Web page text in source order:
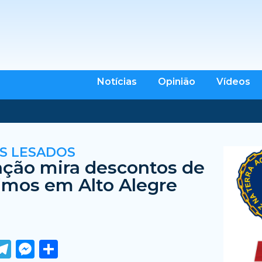
Notícias Opinião Vídeos
LESADOS
mira descontos de
em Alto Alegre
Telegram
Messenger